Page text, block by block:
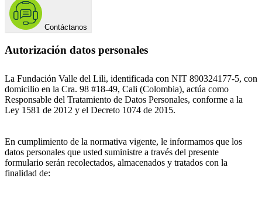
Contáctanos
Autorización datos personales
La Fundación Valle del Lili, identificada con NIT 890324177-5, con
domicilio en la Cra. 98 #18-49, Cali (Colombia), actúa como
Responsable del Tratamiento de Datos Personales, conforme a la
Ley 1581 de 2012 y el Decreto 1074 de 2015.
En cumplimiento de la normativa vigente, le informamos que los
datos personales que usted suministre a través del presente
formulario serán recolectados, almacenados y tratados con la
finalidad de: